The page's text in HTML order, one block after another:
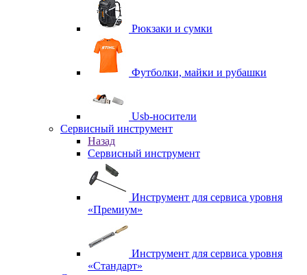
Рюкзаки и сумки
Футболки, майки и рубашки
Usb-носители
Сервисный инструмент
Назад
Сервисный инструмент
Инструмент для сервиса уровня
«Премиум»
Инструмент для сервиса уровня
«Стандарт»